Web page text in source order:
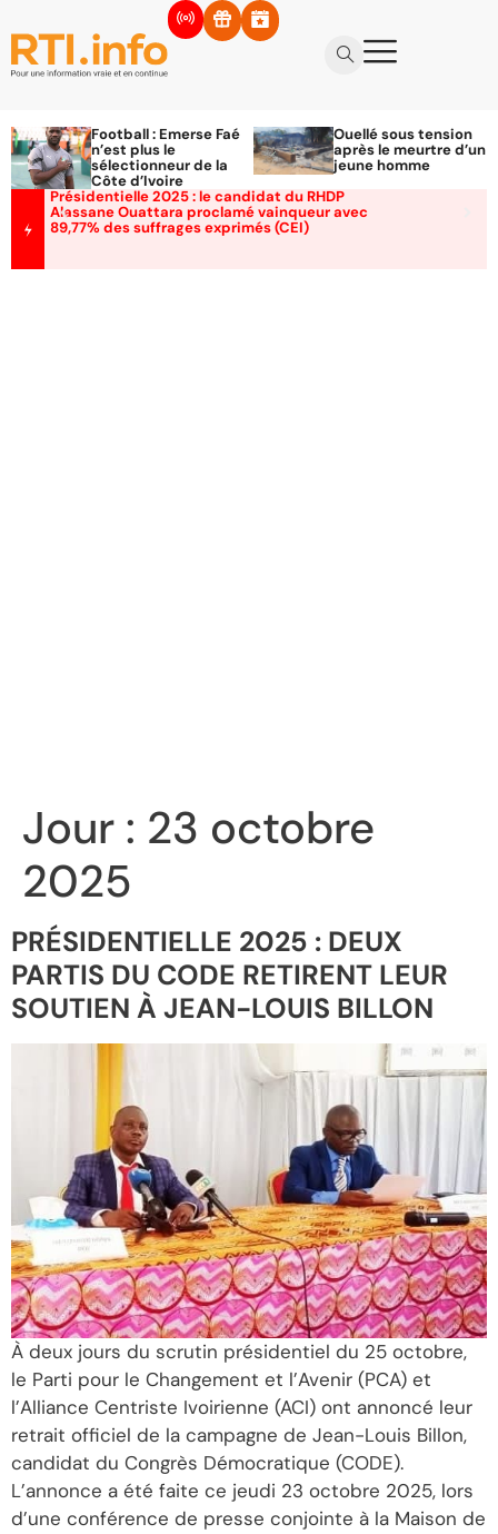
Football : Emerse Faé
n’est plus le
sélectionneur de la
Côte d’Ivoire
Ouellé sous tension
après le meurtre d’un
jeune homme
Présidentielle 2025 : le candidat du RHDP
Alassane Ouattara proclamé vainqueur avec
89,77% des suffrages exprimés (CEI)
Jour : 23 octobre
2025
PRÉSIDENTIELLE 2025 : DEUX
PARTIS DU CODE RETIRENT LEUR
SOUTIEN À JEAN-LOUIS BILLON
À deux jours du scrutin présidentiel du 25 octobre,
le Parti pour le Changement et l’Avenir (PCA) et
l’Alliance Centriste Ivoirienne (ACI) ont annoncé leur
retrait officiel de la campagne de Jean-Louis Billon,
candidat du Congrès Démocratique (CODE).
L’annonce a été faite ce jeudi 23 octobre 2025, lors
d’une conférence de presse conjointe à la Maison de